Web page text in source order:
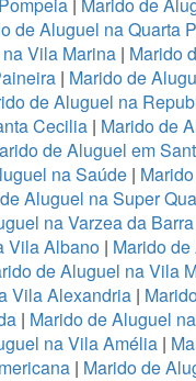
de Aluguel na Quarta
Vila Marina | Marido
| Marido de
de Aluguel na
Cecilia| Marido de
de Aluguel em
na Saúde|
Aluguel na Super
na Varzea da
Vila Albano | Marido
de Aluguel na Vila
Vila Alexandria |
| Marido de Aluguel
na Vila Amélia |
| Marido de